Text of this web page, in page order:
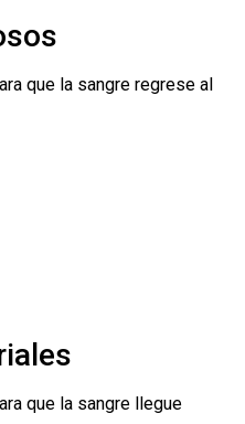
que la sangre regrese al
que la sangre llegue